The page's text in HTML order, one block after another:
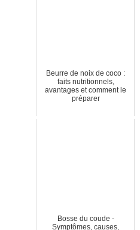
Beurre de noix de coco :
faits nutritionnels,
avantages et comment le
préparer
Bosse du coude -
Symptômes, causes,